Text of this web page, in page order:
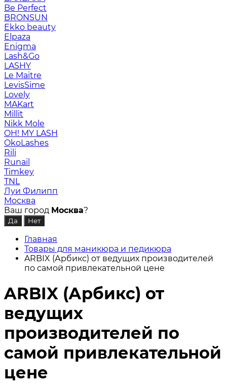
Be Perfect
BRONSUN
Ekko beauty
Elpaza
Enigma
Lash&Go
LASHY
Le Maitre
LevisSime
Lovely
MAKart
Millit
Nikk Mole
OH! MY LASH
OkoLashes
Rili
Runail
Timkey
TNL
Луи Филипп
Москва
Ваш город Москва?
Главная
Товары для маникюра и педикюра
ARBIX (Арбикс) от ведущих производителей
по самой привлекательной цене
ARBIX (Арбикс) от
ведущих
производителей по
самой привлекательной
цене